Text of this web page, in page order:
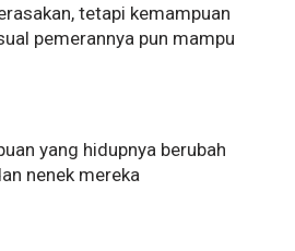
tetapi kemampuan
pemerannya pun mampu
yang hidupnya berubah
nenek mereka